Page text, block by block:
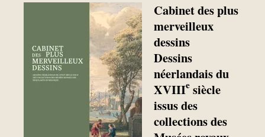
Cabinet des plus
merveilleux
dessins
Dessins
néerlandais du
XVIIIe siècle
issus des
collections des